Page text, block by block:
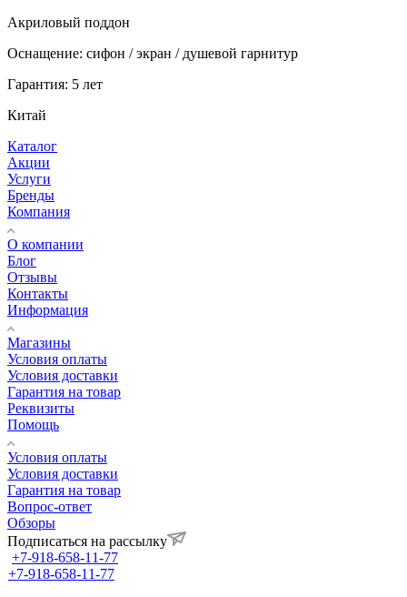
Акриловый поддон
Оснащение: сифон / экран / душевой гарнитур
Гарантия: 5 лет
Китай
Каталог
Акции
Услуги
Бренды
Компания
О компании
Блог
Отзывы
Контакты
Информация
Магазины
Условия оплаты
Условия доставки
Гарантия на товар
Реквизиты
Помощь
Условия оплаты
Условия доставки
Гарантия на товар
Вопрос-ответ
Обзоры
Подписаться на рассылку
+7-918-658-11-77
+7-918-658-11-77